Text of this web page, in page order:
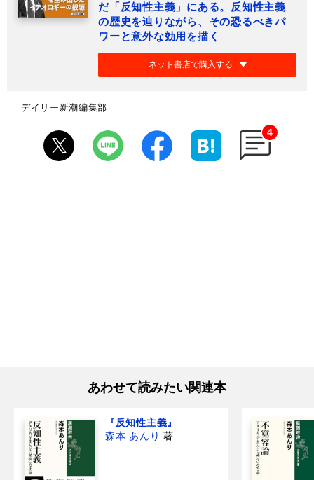
だ「反知性主義」にある。反知性主義
の歴史を辿りながら、その恐るべきパ
ワーと意外な効用を描く
ネット書店で購入する
デイリー新潮編集部
4
あわせて読みたい関連本
『反知性主義』
森本 あんり 著